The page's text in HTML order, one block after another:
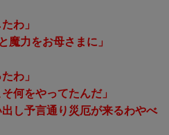
わ」
魔力をお母さまに」
わ」
何をやってたんだ」
し予言通り災厄が来るわやべ